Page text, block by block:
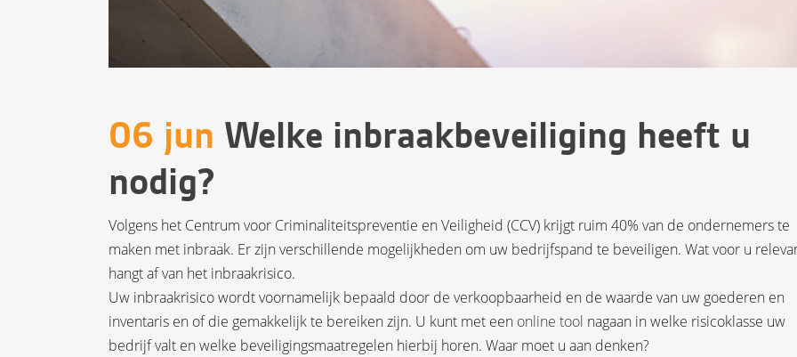
06 jun Welke inbraakbeveiliging heeft u
nodig?
Volgens het Centrum voor Criminaliteitspreventie en Veiligheid (CCV) krijgt ruim 40% van de ondernemers te
maken met inbraak. Er zijn verschillende mogelijkheden om uw bedrijfspand te beveiligen. Wat voor u
hangt af van het inbraakrisico.
Uw inbraakrisico wordt voornamelijk bepaald door de verkoopbaarheid en de waarde van uw goederen en
inventaris en of die gemakkelijk te bereiken zijn. U kunt met een online tool nagaan in welke risicoklasse uw
bedrijf valt en welke beveiligingsmaatregelen hierbij horen. Waar moet u aan denken?